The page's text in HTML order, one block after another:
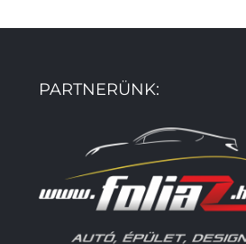
PARTNERÜNK: